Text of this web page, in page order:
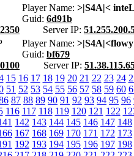
Player Name: >|S4A|<
Guid: 6d91b
Server IP:
Player Name: >|S4A|<flowy
Guid: bf679
Server IP:
15 16 17 18 19 20 21 22 23 24
51 52 53 54 55 56 57 58 59 60
87 88 89 90 91 92 93 94 95 96
116 117 118 119 120 121 122
142 143 144 145 146 147 148
167 168 169 170 171 172 173
192 193 194 195 196 197 198